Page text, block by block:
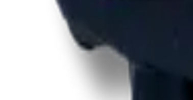
http://lattes.cnpq.br/0474429509959557